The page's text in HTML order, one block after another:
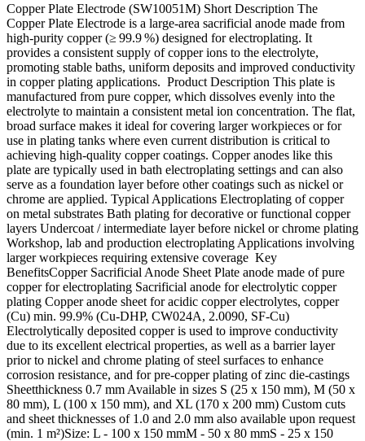
Copper Plate Electrode (SW10051M) Short Description The
Copper Plate Electrode is a large‑area sacrificial anode made from
high‑purity copper (≥ 99.9 %) designed for electroplating. It
provides a consistent supply of copper ions to the electrolyte,
promoting stable baths, uniform deposits and improved conductivity
in copper plating applications. Product Description This plate is
manufactured from pure copper, which dissolves evenly into the
electrolyte to maintain a consistent metal ion concentration. The flat,
broad surface makes it ideal for covering larger workpieces or for
use in plating tanks where even current distribution is critical to
achieving high‑quality copper coatings. Copper anodes like this
plate are typically used in bath electroplating settings and can also
serve as a foundation layer before other coatings such as nickel or
chrome are applied. Typical Applications Electroplating of copper
on metal substrates Bath plating for decorative or functional copper
layers Undercoat / intermediate layer before nickel or chrome plating
Workshop, lab and production electroplating Applications involving
larger workpieces requiring extensive coverage Key
BenefitsCopper Sacrificial Anode Sheet Plate anode made of pure
copper for electroplating Sacrificial anode for electrolytic copper
plating Copper anode sheet for acidic copper electrolytes, copper
(Cu) min. 99.9% (Cu-DHP, CW024A, 2.0090, SF-Cu)
Electrolytically deposited copper is used to improve conductivity
due to its excellent electrical properties, as well as a barrier layer
prior to nickel and chrome plating of steel surfaces to enhance
corrosion resistance, and for pre-copper plating of zinc die-castings
Sheetthickness 0.7 mm Available in sizes S (25 x 150 mm), M (50 x
80 mm), L (100 x 150 mm), and XL (170 x 200 mm) Custom cuts
and sheet thicknesses of 1.0 and 2.0 mm also available upon request
(min. 1 m²)Size: L - 100 x 150 mmM - 50 x 80 mmS - 25 x 150